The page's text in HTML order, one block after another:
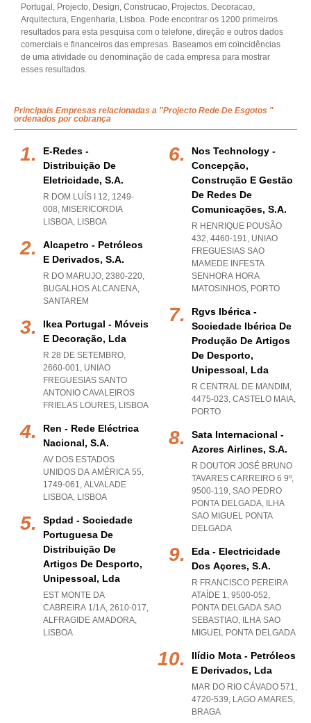
Portugal, Projecto, Design, Construcao, Projectos, Decoracao,
Arquitectura, Engenharia, Lisboa. Pode encontrar os 1200 primeiros
resultados para esta pesquisa com o telefone, direção e outros dados
comerciais e financeiros das empresas. Baseamos em coincidências
de uma atividade ou denominação de cada empresa para mostrar
esses resultados.
Principais Empresas relacionadas a "Projecto Rede De Esgotos "
ordenados por cobrança
E-Redes -
Distribuição De
Eletricidade, S.a.
R DOM LUÍS I 12, 1249-
008, MISERICORDIA
LISBOA, LISBOA
Alcapetro - Petróleos
E Derivados, S.a.
R DO MARUJO, 2380-220,
BUGALHOS ALCANENA,
SANTAREM
Ikea Portugal - Móveis
E Decoração, Lda
R 28 DE SETEMBRO,
2660-001, UNIAO
FREGUESIAS SANTO
ANTONIO CAVALEIROS
FRIELAS LOURES, LISBOA
Ren - Rede Eléctrica
Nacional, S.a.
AV DOS ESTADOS
UNIDOS DA AMÉRICA 55,
1749-061, ALVALADE
LISBOA, LISBOA
Spdad - Sociedade
Portuguesa De
Distribuição De
Artigos De Desporto,
Unipessoal, Lda
EST MONTE DA
CABREIRA 1/1A, 2610-017,
ALFRAGIDE AMADORA,
LISBOA
Nos Technology -
Concepção,
Construção E Gestão
De Redes De
Comunicações, S.a.
R HENRIQUE POUSÃO
432, 4460-191, UNIAO
FREGUESIAS SAO
MAMEDE INFESTA
SENHORA HORA
MATOSINHOS, PORTO
Rgvs Ibérica -
Sociedade Ibérica De
Produção De Artigos
De Desporto,
Unipessoal, Lda
R CENTRAL DE MANDIM,
4475-023, CASTELO MAIA,
PORTO
Sata Internacional -
Azores Airlines, S.a.
R DOUTOR JOSÉ BRUNO
TAVARES CARREIRO 6 9º,
9500-119, SAO PEDRO
PONTA DELGADA, ILHA
SAO MIGUEL PONTA
DELGADA
Eda - Electricidade
Dos Açores, S.a.
R FRANCISCO PEREIRA
ATAÍDE 1, 9500-052,
PONTA DELGADA SAO
SEBASTIAO, ILHA SAO
MIGUEL PONTA DELGADA
Ilídio Mota - Petróleos
E Derivados, Lda
MAR DO RIO CÁVADO 571,
4720-539, LAGO AMARES,
BRAGA